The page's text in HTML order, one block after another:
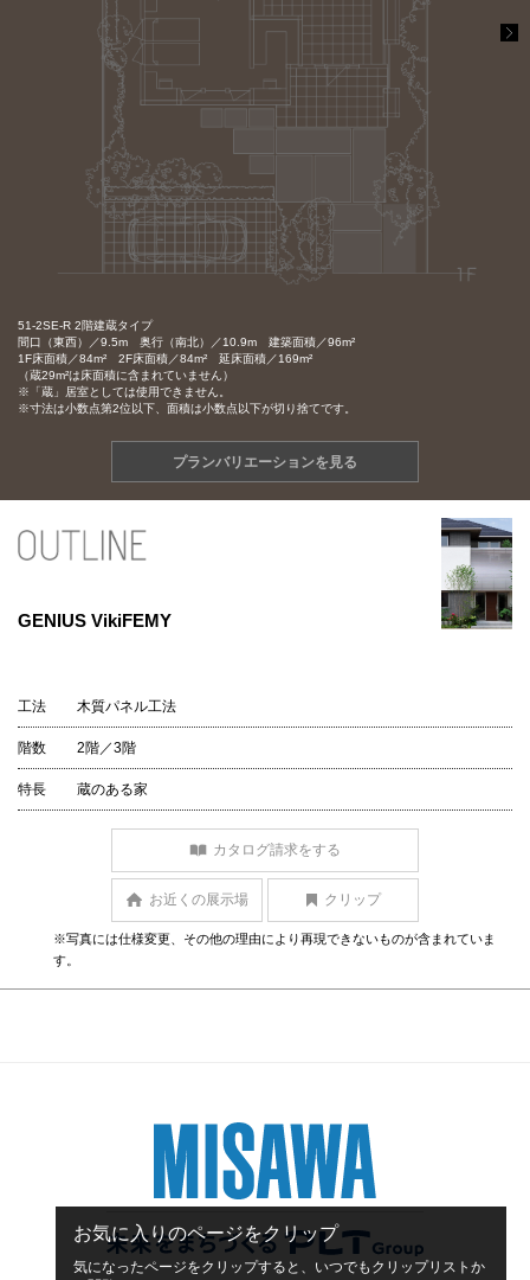
お気に入りのページをクリップ
気になったページをクリップすると、いつでもクリップリストか
51-2SE-R 2階建蔵タイプ
間口（東西）／9.5m 奥行（南北）／10.9m 建築面積／96m²
1F床面積／84m² 2F床面積／84m² 延床面積／169m²
（蔵29m²は床面積に含まれていません）
※「蔵」居室としては使用できません。
※寸法は小数点第2位以下、面積は小数点以下が切り捨てです。
プランバリエーションを見る
GENIUS VikiFEMY
工法 木質パネル工法
階数 2階／3階
特長 蔵のある家
カタログ請求をする
お近くの展示場 クリップ
※写真には仕様変更、その他の理由により再現できないものが含まれていま
す。